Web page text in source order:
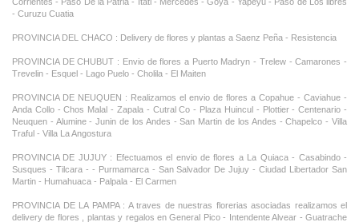
- Curuzu Cuatia
PROVINCIA DEL CHACO : Delivery de flores y plantas a Saenz Peña - Resistencia
PROVINCIA DE CHUBUT : Envio de flores a Puerto Madryn - Trelew - Camarones -
Trevelin - Esquel - Lago Puelo - Cholila - El Maiten
PROVINCIA DE NEUQUEN : Realizamos el envio de flores a Copahue - Caviahue -
Anda Collo - Chos Malal - Zapala - Cutral Co - Plaza Huincul - Plottier - Centenario -
Neuquen - Alumine - Junin de los Andes - San Martin de los Andes - Chapelco - Villa
Traful - Villa La Angostura
PROVINCIA DE JUJUY : Efectuamos el envio de flores a La Quiaca - Casabindo -
Susques - Tilcara - - Purmamarca - San Salvador De Jujuy - Ciudad Libertador San
Martin - Humahuaca - Palpala - El Carmen
PROVINCIA DE LA PAMPA : A traves de nuestras florerias asociadas realizamos el
delivery de flores , plantas y regalos en General Pico - Intendente Alvear - Guatrache